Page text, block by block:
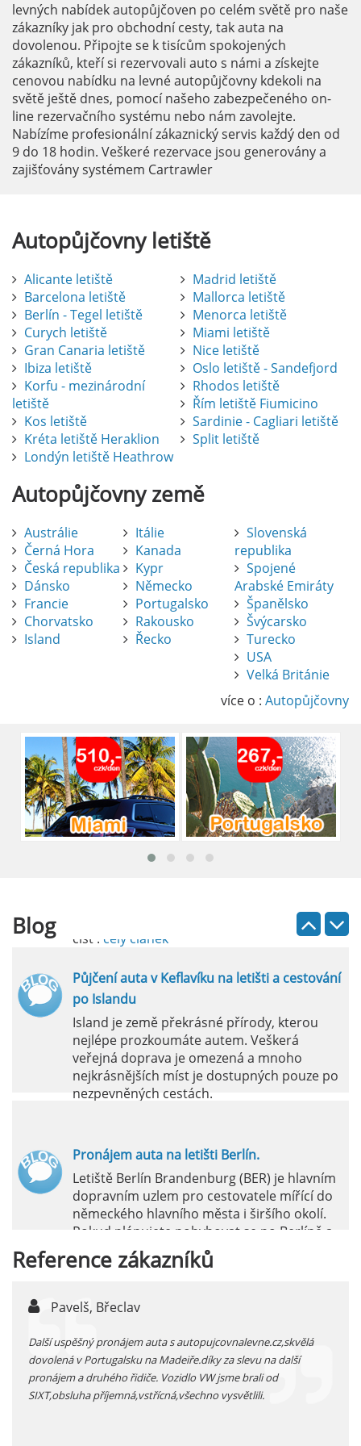
levných nabídek autopůjčoven po celém světě pro naše
zákazníky jak pro obchodní cesty, tak auta na
dovolenou. Připojte se k tisícům spokojených
zákazníků, kteří si rezervovali auto s námi a získejte
cenovou nabídku na levné autopůjčovny kdekoli na
světě ještě dnes, pomocí našeho zabezpečeného on-
line rezervačního systému nebo nám zavolejte.
Nabízíme profesionální zákaznický servis každý den od
9 do 18 hodin. Veškeré rezervace jsou generovány a
zajišťovány systémem Cartrawler
Autopůjčovnyletiště
Alicante letiště
Barcelona letiště
Berlín - Tegel letiště
Curych letiště
Gran Canaria letiště
Ibiza letiště
Korfu - mezinárodní
letiště
Kos letiště
Kréta letiště Heraklion
Londýn letiště Heathrow
Madrid letiště
Mallorca letiště
Menorca letiště
Miami letiště
Nice letiště
Oslo letiště - Sandefjord
Rhodos letiště
Řím letiště Fiumicino
Sardinie - Cagliari letiště
Split letiště
Autopůjčovnyzemě
Austrálie
Černá Hora
Česká republika
Dánsko
Francie
Chorvatsko
Island
Itálie
Kanada
Kypr
Německo
Portugalsko
Rakousko
Řecko
Slovenská
republika
Spojené
Arabské Emiráty
Španělsko
Švýcarsko
Turecko
USA
Velká Británie
více o : Autopůjčovny
Blog
Pronájem auta na letišti Alicante
Půjčení auta na letišti v Alicante je výborný
způsob, jak pohodlně objevovat město i jeho
brána do regionu Costa Blanca, se nachází
přibližně 9 km od centra Alicante.
číst :celý článek
Pronájem auta na letišti Lefkada: Kompletní
průvodce
Půjčení auta na letišti Lefkada je skvělý
číst : celý článek
Půjčení auta v Keflavíku na letišti a cestování
po Islandu
Island je země překrásné přírody, kterou
nejlépe prozkoumáte autem. Veškerá
veřejná doprava je omezená a mnoho
nejkrásnějších míst je dostupných pouze po
nezpevněných cestách.
Pronájem auta na letišti Berlín.
Letiště Berlín Brandenburg (BER) je hlavním
dopravním uzlem pro cestovatele mířící do
německého hlavního města i širšího okolí.
Pokud plánujete pohybovat se po Berlíně a
okolních regionech bez omezení, pronájem
auta přímo na letišti je ideální volbou.
Letiště Marseille, oficiálně známé jako
mezinárodní letiště Marseille-Provence, je
hlavní vstupní branou do regionu Provence
a nachází se přibližně 27 km od centra města
Reference zákazníků
Pavelš, Břeclav
Další uspěšný pronájem auta s autopujcovnalevne.cz,skvělá
dovolená v Portugalsku na Madeiře.díky za slevu na další
pronájem a druhého řidiče. Vozidlo VW jsme brali od
SIXT,obsluha příjemná,vstřícná,všechno vysvětlili.